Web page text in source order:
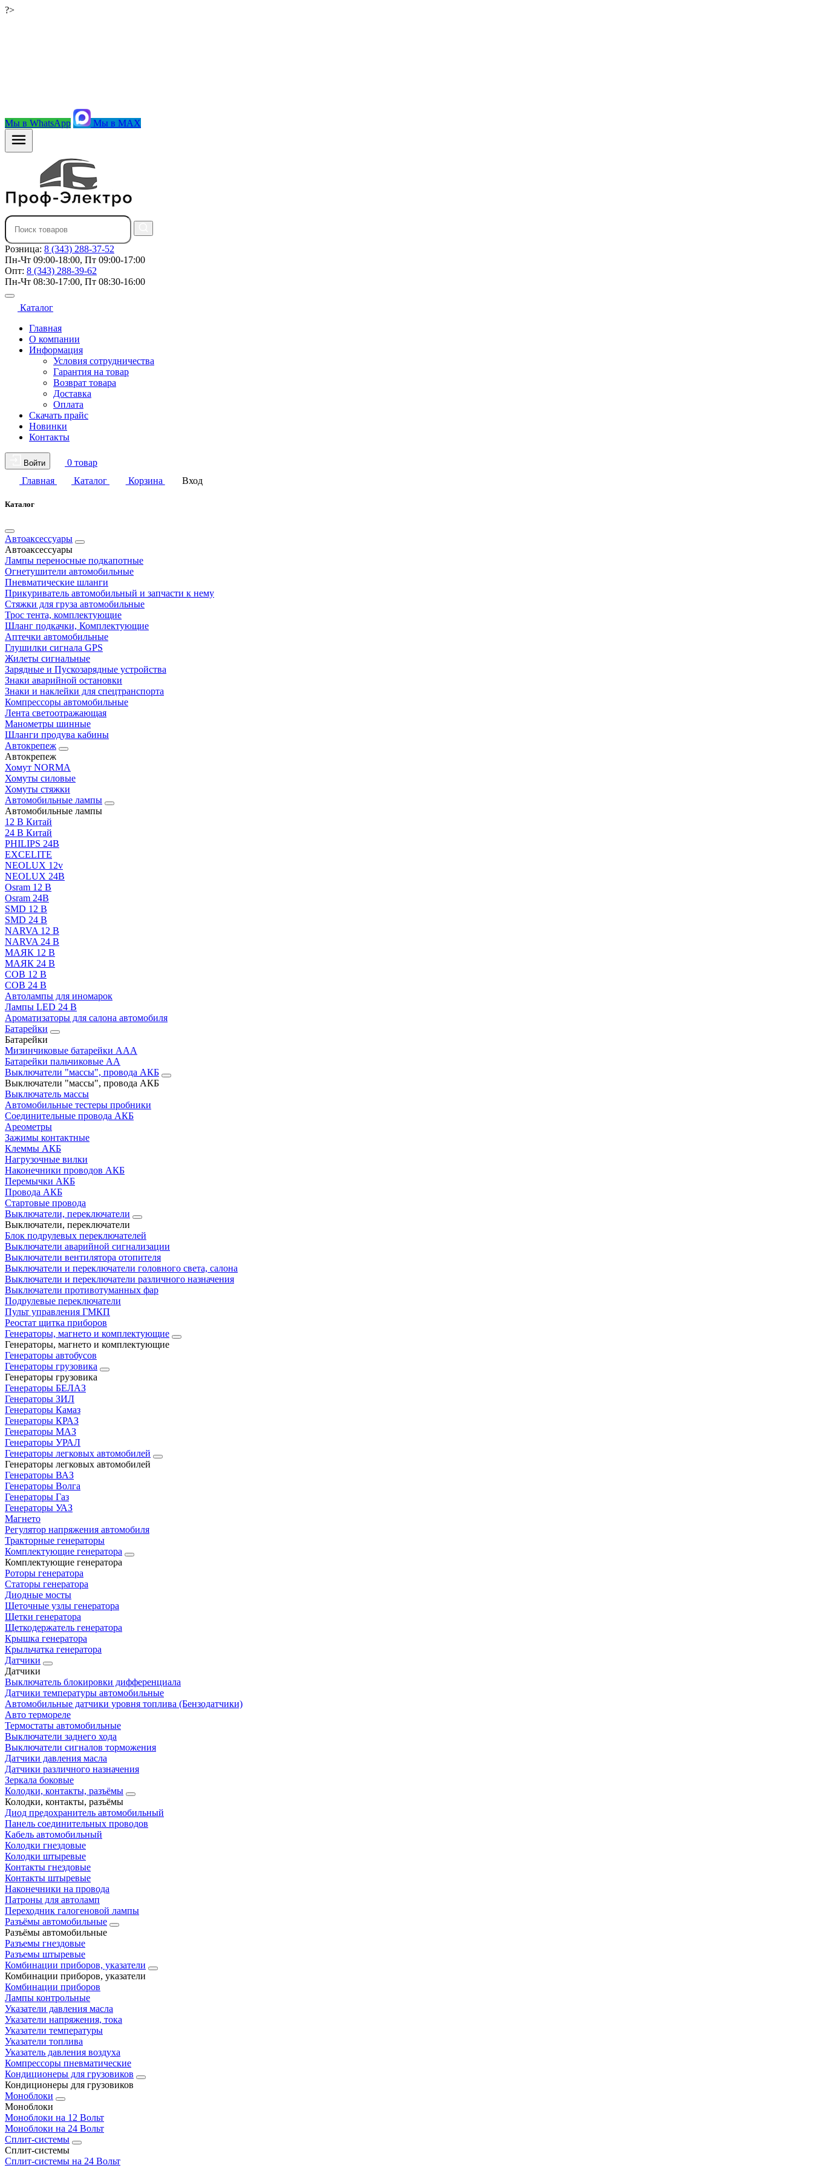
?>
Мы в WhatsApp Мы в MAX
Розница: 8 (343) 288-37-52
Пн-Чт 09:00-18:00, Пт 09:00-17:00
Опт: 8 (343) 288-39-62
Пн-Чт 08:30-17:00, Пт 08:30-16:00
Каталог
Главная
О компании
Информация
Условия сотрудничества
Гарантия на товар
Возврат товара
Доставка
Оплата
Скачать прайс
Новинки
Контакты
Войти
0 товар
Главная
Каталог Корзина Вход
Каталог
Автоаксессуары
Автоаксессуары
Лампы переносные подкапотные
Огнетушители автомобильные
Пневматические шланги
Прикуриватель автомобильный и запчасти к нему
Стяжки для груза автомобильные
Трос тента, комплектующие
Шланг подкачки, Комплектующие
Аптечки автомобильные
Глушилки сигнала GPS
Жилеты сигнальные
Зарядные и Пускозарядные устройства
Знаки аварийной остановки
Знаки и наклейки для спецтранспорта
Компрессоры автомобильные
Лента светоотражающая
Манометры шинные
Шланги продува кабины
Автокрепеж
Автокрепеж
Хомут NORMA
Хомуты силовые
Хомуты стяжки
Автомобильные лампы
Автомобильные лампы
12 В Китай
24 В Китай
PHILIPS 24В
EXCELITE
NEOLUX 12v
NEOLUX 24В
Osram 12 В
Osram 24В
SMD 12 В
SMD 24 В
NARVA 12 В
NARVA 24 В
МАЯК 12 В
МАЯК 24 В
COB 12 В
COB 24 В
Автолампы для иномарок
Лампы LED 24 B
Ароматизаторы для салона автомобиля
Батарейки
Батарейки
Мизинчиковые батарейки AAA
Батарейки пальчиковые АА
Выключатели "массы", провода АКБ
Выключатели "массы", провода АКБ
Выключатель массы
Автомобильные тестеры пробники
Соединительные провода АКБ
Ареометры
Зажимы контактные
Клеммы АКБ
Нагрузочные вилки
Наконечники проводов АКБ
Перемычки АКБ
Провода АКБ
Стартовые провода
Выключатели, переключатели
Выключатели, переключатели
Блок подрулевых переключателей
Выключатели аварийной сигнализации
Выключатели вентилятора отопителя
Выключатели и переключатели головного света, салона
Выключатели и переключатели различного назначения
Выключатели противотуманных фар
Подрулевые переключатели
Пульт управления ГМКП
Реостат щитка приборов
Генераторы, магнето и комплектующие
Генераторы, магнето и комплектующие
Генераторы автобусов
Генераторы грузовика
Генераторы грузовика
Генераторы БЕЛАЗ
Генераторы ЗИЛ
Генераторы Камаз
Генераторы КРАЗ
Генераторы МАЗ
Генераторы УРАЛ
Генераторы легковых автомобилей
Генераторы легковых автомобилей
Генераторы ВАЗ
Генераторы Волга
Генераторы Газ
Генераторы УАЗ
Магнето
Регулятор напряжения автомобиля
Тракторные генераторы
Комплектующие генератора
Комплектующие генератора
Роторы генератора
Статоры генератора
Диодные мосты
Щеточные узлы генератора
Щетки генератора
Щеткодержатель генератора
Крышка генератора
Крыльчатка генератора
Датчики
Датчики
Выключатель блокировки дифференциала
Датчики температуры автомобильные
Автомобильные датчики уровня топлива (Бензодатчики)
Авто термореле
Термостаты автомобильные
Выключатели заднего хода
Выключатели сигналов торможения
Датчики давления масла
Датчики различного назначения
Зеркала боковые
Колодки, контакты, разъёмы
Колодки, контакты, разъёмы
Диод предохранитель автомобильный
Панель соединительных проводов
Кабель автомобильный
Колодки гнездовые
Колодки штыревые
Контакты гнездовые
Контакты штыревые
Наконечники на провода
Патроны для автоламп
Переходник галогеновой лампы
Разъёмы автомобильные
Разъёмы автомобильные
Разъемы гнездовые
Разъемы штыревые
Комбинации приборов, указатели
Комбинации приборов, указатели
Комбинации приборов
Лампы контрольные
Указатели давления масла
Указатели напряжения, тока
Указатели температуры
Указатели топлива
Указатель давления воздуха
Компрессоры пневматические
Кондиционеры для грузовиков
Кондиционеры для грузовиков
Моноблоки
Моноблоки
Моноблоки на 12 Вольт
Моноблоки на 24 Вольт
Сплит-системы
Сплит-системы
Сплит‑системы на 24 Вольт